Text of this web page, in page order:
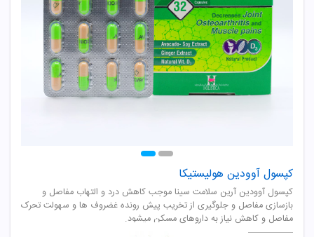
کپسول آوودین هولیستیکا
کپسول آوودين آرين سلامت سينا موجب کاهش درد و التهاب مفاصل و
بازسازی مفاصل و جلوگيری از تخريب پيش رونده غضروف ها و سهولت تحرک
مفاصل و کاهش نياز به داروهای مسکن ميشود.